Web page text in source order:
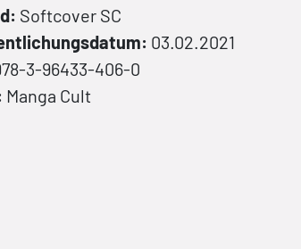
Softcover SC
03.02.2021
3-96433-406-0
Manga Cult